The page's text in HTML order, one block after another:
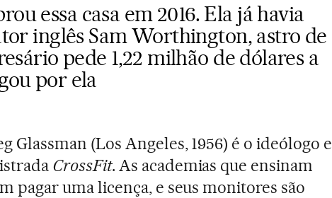
essa casa em 2016. Ela já havia
inglês Sam Worthington, astro de
pede 1,22 milhão de dólares a
por ela
Glassman (Los Angeles, 1956) é o ideólogo e
CrossFit. As academias que ensinam
pagar uma licença, e seus monitores são